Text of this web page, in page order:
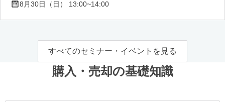
8月30日（日） 13:00~14:00
すべてのセミナー・イベントを見る
購入・売却の基礎知識